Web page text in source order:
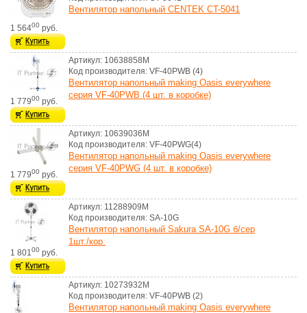
1 56400 руб.
Вентилятор напольный CENTEK CT-5041
1 77900 руб.
Артикул: 10638858M
Код производителя: VF-40PWB (4)
Вентилятор напольный making Оasis everywhere
серия VF-40PWB (4 шт. в коробке)
1 77900 руб.
Артикул: 10639036M
Код производителя: VF-40PWG(4)
Вентилятор напольный making Оasis everywhere
серия VF-40PWG (4 шт. в коробке)
1 80100 руб.
Артикул: 11288909M
Код производителя: SA-10G
Вентилятор напольный Sakura SA-10G б/сер
1шт./кор.
Артикул: 10273932M
Код производителя: VF-40PWB (2)
Вентилятор напольный making Oasis everywhere